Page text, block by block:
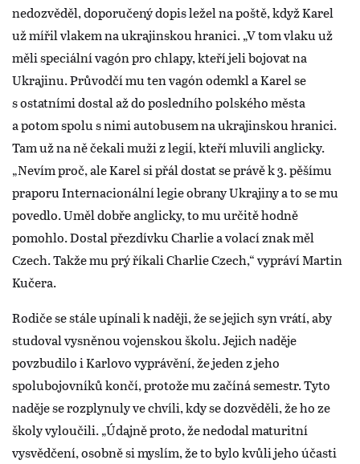
nedozvěděl, doporučený dopis ležel na poště, když Karel
už mířil vlakem na ukrajinskou hranici. „V tom vlaku už
měli speciální vagón pro chlapy, kteří jeli bojovat na
Ukrajinu. Průvodčí mu ten vagón odemkl a Karel se
s ostatními dostal až do posledního polského města
a potom spolu s nimi autobusem na ukrajinskou hranici.
Tam už na ně čekali muži z legií, kteří mluvili anglicky.
„Nevím proč, ale Karel si přál dostat se právě k 3. pěšímu
praporu Internacionální legie obrany Ukrajiny a to se mu
povedlo. Uměl dobře anglicky, to mu určitě hodně
pomohlo. Dostal přezdívku Charlie a volací znak měl
Czech. Takže mu prý říkali Charlie Czech,“ vypráví Martin
Kučera.
Rodiče se stále upínali k naději, že se jejich syn vrátí, aby
studoval vysněnou vojenskou školu. Jejich naděje
povzbudilo i Karlovo vyprávění, že jeden z jeho
spolubojovníků končí, protože mu začíná semestr. Tyto
naděje se rozplynuly ve chvíli, kdy se dozvěděli, že ho ze
školy vyloučili. „Údajně proto, že nedodal maturitní
vysvědčení, osobně si myslím, že to bylo kvůli jeho účasti